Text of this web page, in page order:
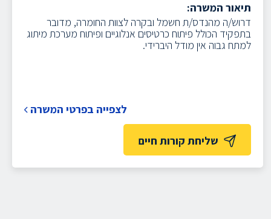
תיאור המשרה:
דרוש/ה מהנדס/ת חשמל ובקרה לצוות החומרה, מדובר
בתפקיד הכולל פיתוח כרטיסים אנלוגיים ופיתוח מערכת מיתוג
למתח גבוה אין מודל היברידי.
לצפייה בפרטי המשרה
שליחת קורות חיים